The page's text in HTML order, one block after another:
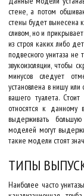
стене, а потом
стены будет вынесена
сливом, но и
из строя каких либо
подвесного унитаза
звукоизоляции, чтобы
минусов следует
установлена в нишу
вашего туалета.
относятся к данному
выдерживать
моделей могут
такие модели стоят
ТИПЫ
Наиболее часто